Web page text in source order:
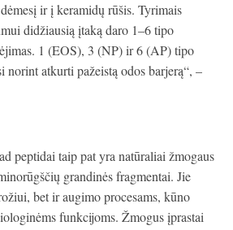
ir į keramidų rūšis. Tyrimais
didžiausią įtaką daro 1–6 tipo
1 (EOS), 3 (NP) ir 6 (AP) tipo
norint atkurti pažeistą odos barjerą“, –
peptidai taip pat yra natūraliai žmogaus
grandinės fragmentai. Jie
bet ir augimo procesams, kūno
funkcijoms. Žmogus įprastai